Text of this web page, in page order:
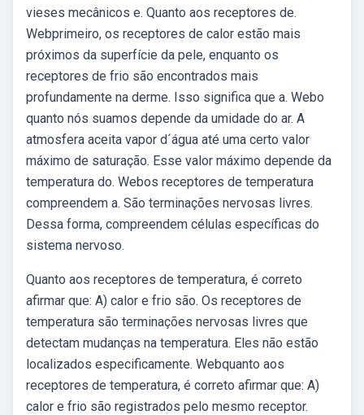
vieses mecânicos e. Quanto aos receptores de.
Webprimeiro, os receptores de calor estão mais
próximos da superfície da pele, enquanto os
receptores de frio são encontrados mais
profundamente na derme. Isso significa que a. Webo
quanto nós suamos depende da umidade do ar. A
atmosfera aceita vapor d´água até uma certo valor
máximo de saturação. Esse valor máximo depende da
temperatura do. Webos receptores de temperatura
compreendem a. São terminações nervosas livres.
Dessa forma, compreendem células específicas do
sistema nervoso.
Quanto aos receptores de temperatura, é correto
afirmar que: A) calor e frio são. Os receptores de
temperatura são terminações nervosas livres que
detectam mudanças na temperatura. Eles não estão
localizados especificamente. Webquanto aos
receptores de temperatura, é correto afirmar que: A)
calor e frio são registrados pelo mesmo receptor.